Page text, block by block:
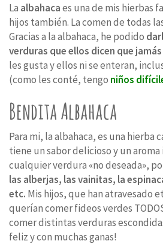
La albahacaes una de mis hierbas
hijos también. La comen de todas
Gracias a la albahaca, he podido
verduras que ellos dicen que
les gusta y ellos ni se enteran,
(como les conté, tengo niños
Bendita Albahaca
Para mi, la albahaca, es una hierba
tiene un sabor delicioso y un
cualquier verdura «no deseada»,
las alberjas, las vainitas, la
etc. Mis hijos, que han atravesado
querían comer fideos verdes
comer distintas verduras
feliz y con muchas ganas!